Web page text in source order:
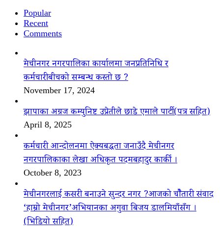
Popular
Recent
Comments
मेचीनगर नगरपालिका कार्यालमा जनप्रतिनिधि र
कर्मचारीबीचको सम्बन्ध कस्तो छ ?
November 17, 2024
झापाका अग्रज कम्युनिष्ट उप्रेतीले छाडे एमाले पार्टी(पत्र सहित)
April 8, 2025
कर्मचारी आन्दोलनमा ऐक्यबद्धता जनाउँदै मेचीनगर
नगरपालिकाका लेखा अधिकृत पदमबहादुर कार्की ।
October 8, 2023
मेचीनगरलाई कसरी बनाउने सुन्दर नगर ?आजको चौैतारी संवाद
‘हाम्रो मेचीनगर’अभियानका अगुवा बिजय डालमियाँसँग ।
(भिडियो सहित)